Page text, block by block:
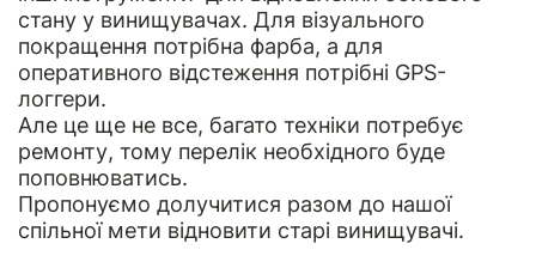
стану у винищувачах. Для візуального
покращення потрібна фарба, а для
оперативного відстеження потрібні GPS-
логгери.
Але це ще не все, багато техніки потребує
ремонту, тому перелік необхідного буде
поповнюватись.
Пропонуємо долучитися разом до нашої
спільної мети відновити старі винищувачі.